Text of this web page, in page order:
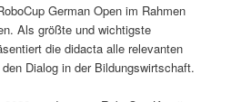
German Open im Rahmen
Als größte und wichtigste
die didacta alle relevanten
Dialog in der Bildungswirtschaft.